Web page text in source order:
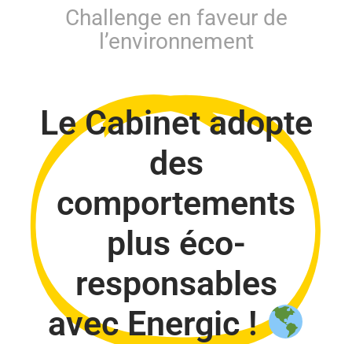
Challenge en faveur de
l’environnement
Le Cabinet adopte
des
comportements
plus éco-
responsables
avec Energic !